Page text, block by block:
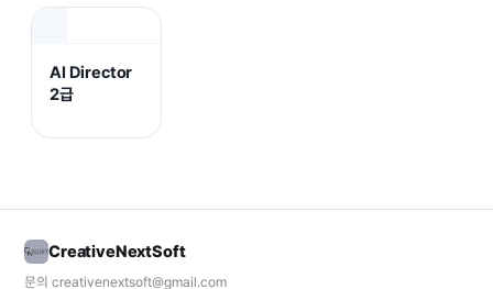
AI Director
2급
CreativeNextSoft
문의 creativenextsoft@gmail.com